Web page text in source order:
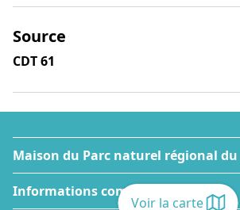
Voir la carte
Source
CDT 61
Maison du Parc naturel régional du
Informations complémentaires